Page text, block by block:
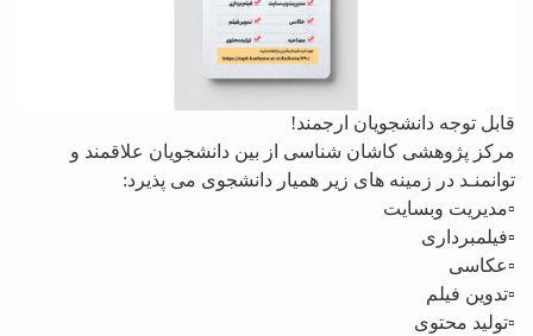
قابل توجه دانشجویان ارجمند!
مرکز پژوهشی کاشان شناسی از بین دانشجویان علاقمند و
توانمنـد در زمینه های زیر همیار دانشجوی می پذیرد:
▫️مدیریت وبسایت
▫️فیلمبرداری
▫️عکاسی
▫️تدوین فیلم
▫️تولید محتوی